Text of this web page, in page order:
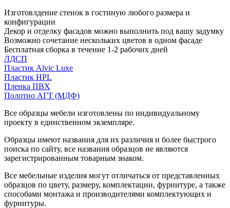
Изготовлдение стенок в гостиную любого размера и
конфигурации
Декор и отделку фасадов можно выполнить под вашу задумку
Возможно сочетание нескольких цветов в одном фасаде
Бесплатная сборка в течение 1-2 рабочих дней
ЛДСП
Пластик Alvic Luxe
Пластик HPL
Пленка ПВХ
Полотно АГТ (МДФ)
Все образцы мебели изготовлены по индивидуальному
проекту в единственном экземпляре.
Образцы имеют названия для их различия и более быстрого
поиска по сайту, все названия образцов не являются
зарегистрированным товарным знаком.
Все мебельные изделия могут отличаться от представленных
образцов по цвету, размеру, комплектации, фурнитуре, а также
способами монтажа и производителями комплектующих и
фурнитуры.